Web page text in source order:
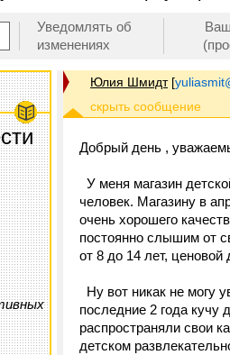
Уведомлять об
изменениях
Юлия Шмидт [
Добрый день ,
У меня магазин
человек. Магазину в
очень хорошего
постоянно слышим от
от 8 до 14 лет,
Ну вот никак не могу
последние 2 года кучу
распространяли свои
детском